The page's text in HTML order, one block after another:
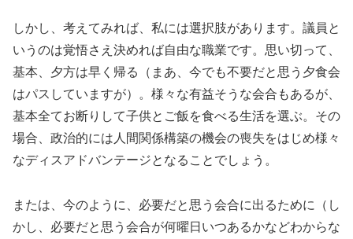
しかし、考えてみれば、私には選択肢があります。議員と
いうのは覚悟さえ決めれば自由な職業です。思い切って、
基本、夕方は早く帰る（まあ、今でも不要だと思う夕食会
はパスしていますが）。様々な有益そうな会合もあるが、
基本全てお断りして子供とご飯を食べる生活を選ぶ。その
場合、政治的には人間関係構築の機会の喪失をはじめ様々
なディスアドバンテージとなることでしょう。
または、今のように、必要だと思う会合に出るために（し
かし、必要だと思う会合が何曜日いつあるかなどわからな